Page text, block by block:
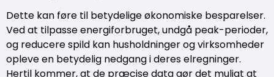
Dette kan føre til betydelige økonomiske besparelser.
Ved at tilpasse energiforbruget, undgå peak-perioder,
og reducere spild kan husholdninger og virksomheder
opleve en betydelig nedgang i deres elregninger.
Hertil kommer, at de præcise data gør det muligt at